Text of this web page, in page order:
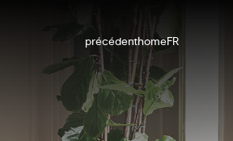
précédenthomeFR